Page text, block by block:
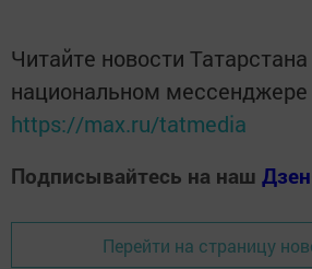
Читайте новости Татарстана
национальном
https://max.ru/tatmedia
Подписывайтесь на наш
Перейти на страницу